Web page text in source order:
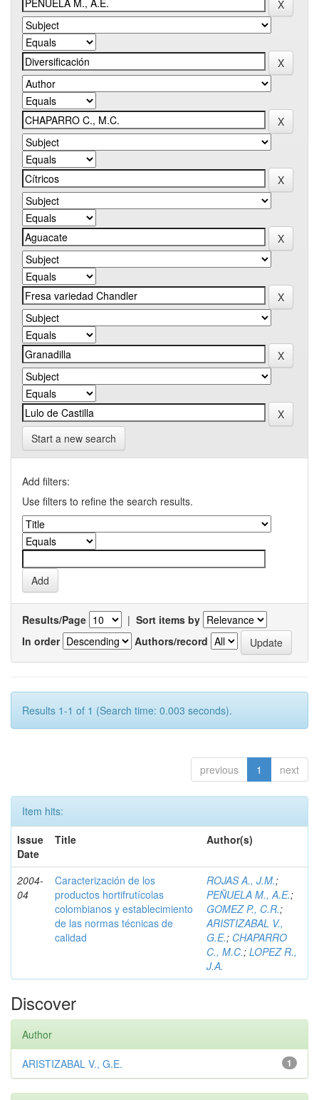
Start a new search
Add filters:
Use filters to refine the search results.
Results/Page | Sort items by
In order
Authors/record
Results 1-1 of 1 (Search time: 0.003 seconds).
previous 1 next
Item hits:
Issue
Date
Title Author(s)
2004-
04
Caracterización de los
productos hortifrutícolas
colombianos y establecimiento
de las normas técnicas de
calidad
ROJAS A., J.M.;
PEÑUELA M., A.E.;
GOMEZ P., C.R.;
ARISTIZABAL V.,
G.E.; CHAPARRO
C., M.C.; LOPEZ R.,
J.A.
Discover
Author
1
ARISTIZABAL V., G.E.